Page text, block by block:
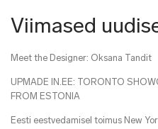
Viimased
Meet the Designer: Oksana Tandit
UPMADE IN.EE: TORONTO
FROM ESTONIA
Eesti eestvedamisel toimus New